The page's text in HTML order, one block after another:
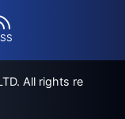
All rights re